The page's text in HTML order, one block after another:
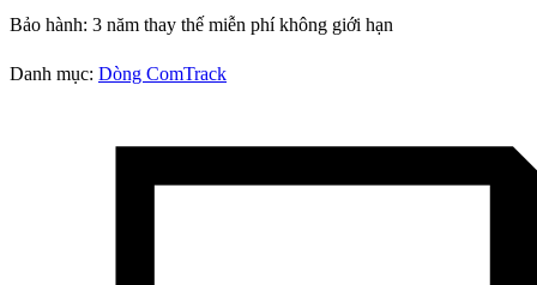
Bảo hành: 3 năm thay thế miễn phí không giới hạn
Danh mục: Dòng ComTrack